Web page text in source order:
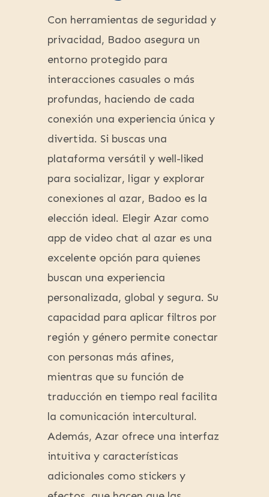
Con herramientas de seguridad y
privacidad, Badoo asegura un
entorno protegido para
interacciones casuales o más
profundas, haciendo de cada
conexión una experiencia única y
divertida. Si buscas una
plataforma versátil y well-liked
para socializar, ligar y explorar
conexiones al azar, Badoo es la
elección ideal. Elegir Azar como
app de video chat al azar es una
excelente opción para quienes
buscan una experiencia
personalizada, global y segura. Su
capacidad para aplicar filtros por
región y género permite conectar
con personas más afines,
mientras que su función de
traducción en tiempo real facilita
la comunicación intercultural.
Además, Azar ofrece una interfaz
intuitiva y características
adicionales como stickers y